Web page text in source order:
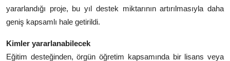
yararlandığı proje, bu yıl destek miktarının artırılmasıyla daha
geniş kapsamlı hale getirildi.
Kimler yararlanabilecek
Eğitim desteğinden, örgün öğretim kapsamında bir lisans veya